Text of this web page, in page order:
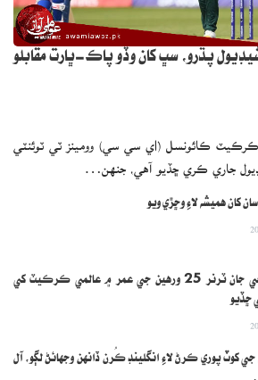
پڌرو، سڀ کان وڏو پاڪ-ڀارت مقابلو
ڪائونسل (اي سي سي) وومينز ٽي ٽوئنٽي
کان هميشه لاءِ وڇڙي ويو
انگلينڊ جي جان ٽرنر 25 ورهين جي عمر ۾ عالمي ڪرڪيٽ کي
ڇڏيو
کوٽ پوري ڪرڻ لاءِ انگلينڊ ڪُرن ڏانهن وجهائڻ لڳو، آل